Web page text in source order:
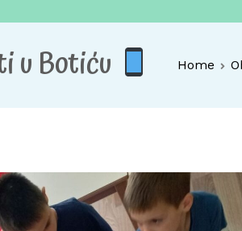
u Botiću Home